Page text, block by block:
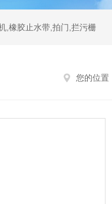
,橡胶止水带,拍门,拦污栅
您的位置